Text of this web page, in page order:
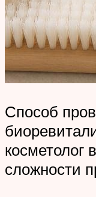
Способ
косметолог
сложности